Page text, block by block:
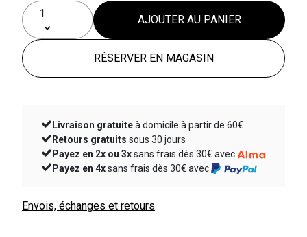
AJOUTER AU PANIER
RÉSERVER EN MAGASIN
Livraison gratuite
à domicile à partir de 60€
Retours gratuits
sous 30 jours
Payez en 2x ou 3x
sans frais dès 30€ avec
Payez en 4x
sans frais dès 30€ avec
Envois, échanges et retours